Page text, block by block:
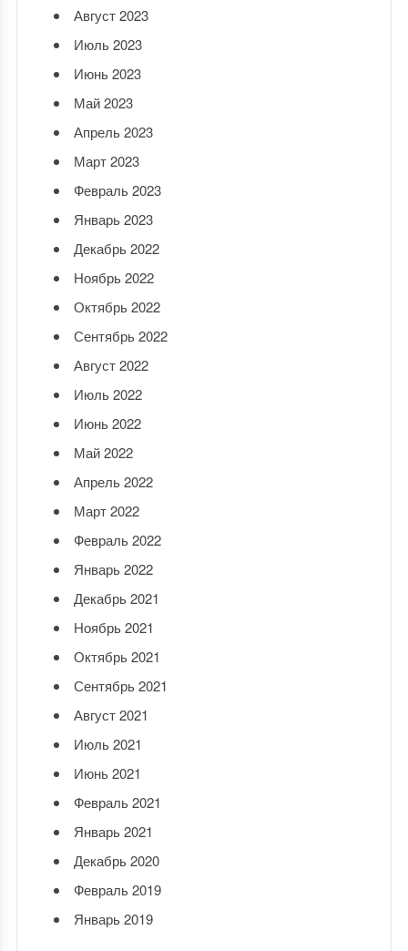
Август 2023
Июль 2023
Июнь 2023
Май 2023
Апрель 2023
Март 2023
Февраль 2023
Январь 2023
Декабрь 2022
Ноябрь 2022
Октябрь 2022
Сентябрь 2022
Август 2022
Июль 2022
Июнь 2022
Май 2022
Апрель 2022
Март 2022
Февраль 2022
Январь 2022
Декабрь 2021
Ноябрь 2021
Октябрь 2021
Сентябрь 2021
Август 2021
Июль 2021
Июнь 2021
Февраль 2021
Январь 2021
Декабрь 2020
Февраль 2019
Январь 2019